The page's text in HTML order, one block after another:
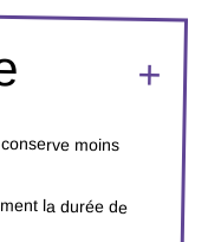
moins
la durée de